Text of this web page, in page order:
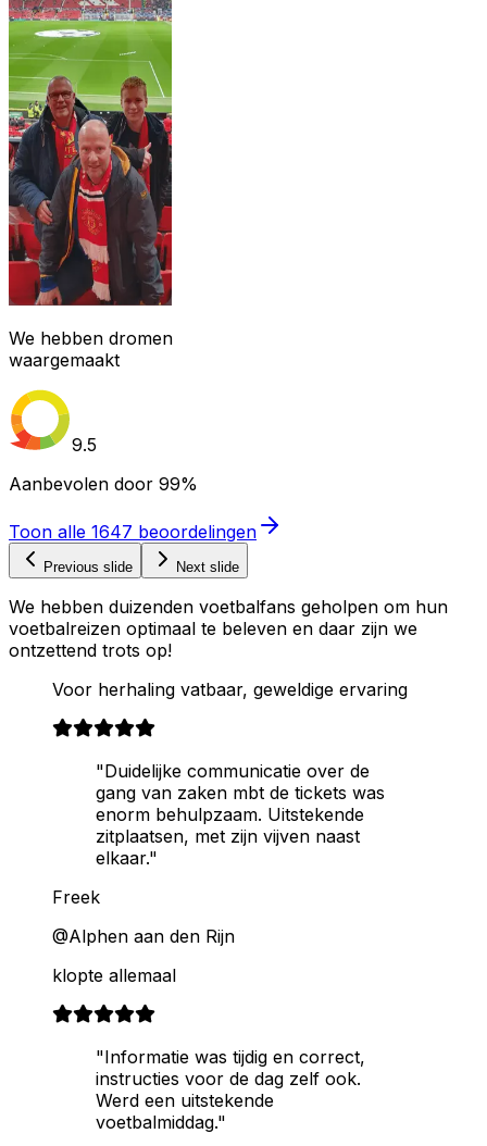
We hebben dromen
waargemaakt
9.5
Aanbevolen door 99%
Toon alle 1647 beoordelingen
Previous slide Next slide
We hebben duizenden voetbalfans geholpen om hun
voetbalreizen optimaal te beleven en daar zijn we
ontzettend trots op!
Voor herhaling vatbaar, geweldige ervaring
"Duidelijke communicatie over de
gang van zaken mbt de tickets was
enorm behulpzaam. Uitstekende
zitplaatsen, met zijn vijven naast
elkaar."
Freek
@Alphen aan den Rijn
klopte allemaal
"Informatie was tijdig en correct,
instructies voor de dag zelf ook.
Werd een uitstekende
voetbalmiddag."